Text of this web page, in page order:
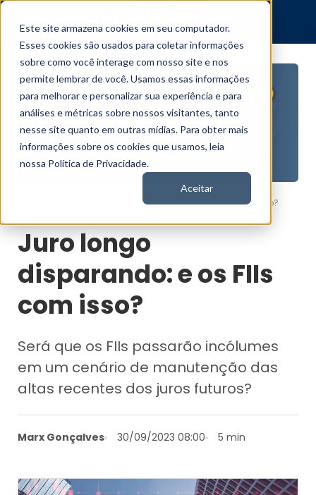
Este site armazena cookies em seu computador.
Esses cookies são usados para coletar informações
sobre como você interage com nosso site e nos
permite lembrar de você. Usamos essas informações
para melhorar e personalizar sua experiência e para
análises e métricas sobre nossos visitantes, tanto
nesse site quanto em outras mídias. Para obter mais
informações sobre os cookies que usamos, leia
nossa Política de Privacidade.
Aceitar
Juro longo disparando: e os FIIs com isso?
Juro longo
disparando: e os FIIs
com isso?
Será que os FIIs passarão incólumes
em um cenário de manutenção das
altas recentes dos juros futuros?
Marx Gonçalves 30/09/2023 08:00 5 min